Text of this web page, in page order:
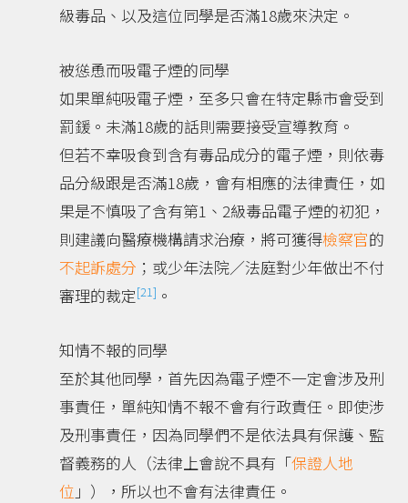
級毒品、以及這位同學是否滿18歲來決定。
被慫恿而吸電子煙的同學
如果單純吸電子煙，至多只會在特定縣市會受到
罰鍰。未滿18歲的話則需要接受宣導教育。
但若不幸吸食到含有毒品成分的電子煙，則依毒
品分級跟是否滿18歲，會有相應的法律責任，如
果是不慎吸了含有第1、2級毒品電子煙的初犯，
則建議向醫療機構請求治療，將可獲得檢察官的
不起訴處分 ；或少年法院／法庭對少年做出不付
審理的裁定[21] 。
知情不報的同學
至於其他同學，首先因為電子煙不一定會涉及刑
事責任，單純知情不報不會有行政責任。即使涉
及刑事責任，因為同學們不是依法具有保護、監
督義務的人（法律上會說不具有「保證人地
位 」），所以也不會有法律責任。